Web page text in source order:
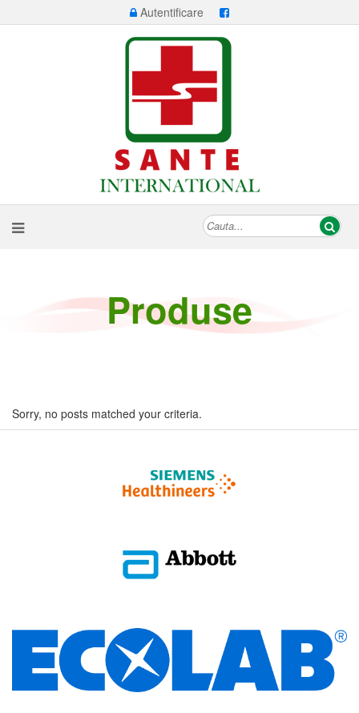
Autentificare
Produse
Sorry, no posts matched your criteria.